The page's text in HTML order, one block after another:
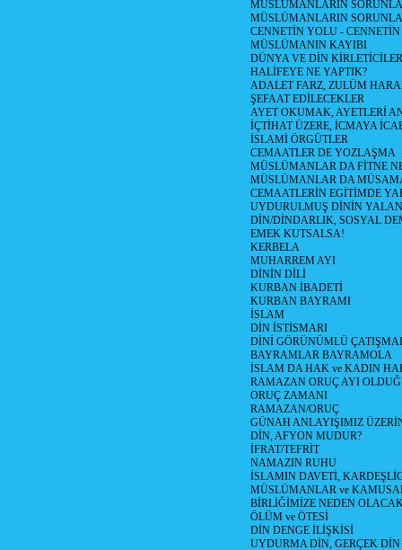
MÜSLÜMANLARIN
MÜSLÜMANLARIN
CENNETİN YOLU -
MÜSLÜMANIN KAYIBI
DÜNYA VE DİN
HALİFEYE NE YAPTIK?
ADALET FARZ, ZULÜM
ŞEFAAT EDİLECEKLER
AYET OKUMAK, AYETLERİ
İÇTİHAT ÜZERE, İCMAYA
İSLAMİ ÖRGÜTLER
CEMAATLER DE YOZLAŞMA
MÜSLÜMANLAR DA FİTNE
MÜSLÜMANLAR DA
CEMAATLERİN EGİTİMDE
UYDURULMUŞ DİNİN
DİN/DİNDARLIK, SOSYAL
EMEK KUTSALSA!
KERBELA
MUHARREM AYI
DİNİN DİLİ
KURBAN İBADETİ
KURBAN BAYRAMI
İSLAM
DİN İSTİSMARI
DİNİ GÖRÜNÜMLÜ
BAYRAMLAR BAYRAMOLA
İSLAM DA HAK ve KADIN
RAMAZAN ORUÇ AYI
ORUÇ ZAMANI
RAMAZAN/ORUÇ
GÜNAH ANLAYIŞIMIZ
DİN, AFYON MUDUR?
İFRAT/TEFRİT
NAMAZIN RUHU
İSLAMIN DAVETİ,
MÜSLÜMANLAR ve
BİRLİĞİMİZE NEDEN
ÖLÜM ve ÖTESİ
DİN DENGE İLİŞKİSİ
UYDURMA DİN, GERÇEK DİN